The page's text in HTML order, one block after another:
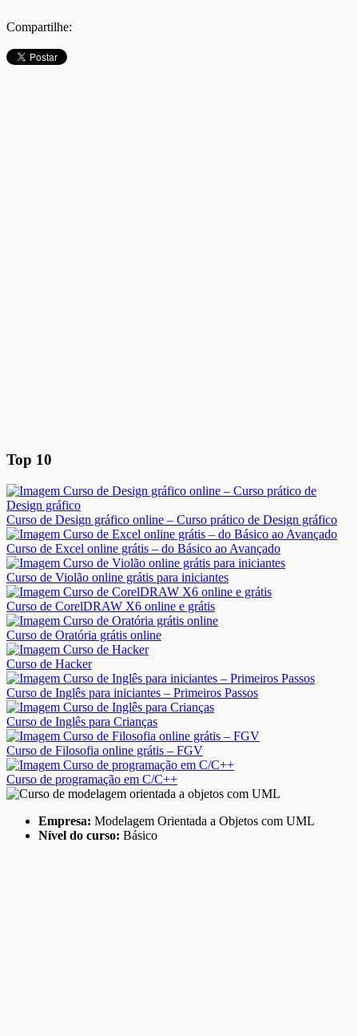
Compartilhe:
Top 10
Curso de Design gráfico online – Curso prático de Design gráfico
Curso de Excel online grátis – do Básico ao Avançado
Curso de Violão online grátis para iniciantes
Curso de CorelDRAW X6 online e grátis
Curso de Oratória grátis online
Curso de Hacker
Curso de Inglês para iniciantes – Primeiros Passos
Curso de Inglês para Crianças
Curso de Filosofia online grátis – FGV
Curso de programação em C/C++
Empresa: Modelagem Orientada a Objetos com UML
Nível do curso: Básico